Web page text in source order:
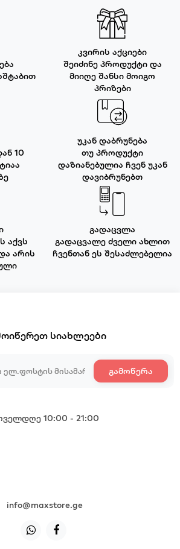
კვირის აქციები
შეიძინე პროდუქტი და
მიიღე შანსი მოიგო
პრიზები
10
უკან დაბრუნება
თუ პროდუქტი
დაზიანებულია ჩვენ უკან
დავიბრუნებთ
აქვს
არის
გადაცვლა
გადაცვალე ძველი ახლით
ჩვენთან ეს შესაძლებელია
სიახლეები
გამოწერა
10:00 - 21:00
info@maxstore.ge